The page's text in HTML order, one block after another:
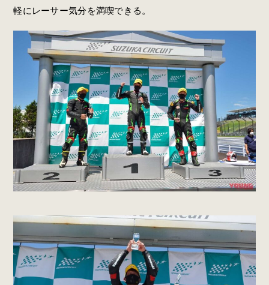
軽にレーサー気分を満喫できる。